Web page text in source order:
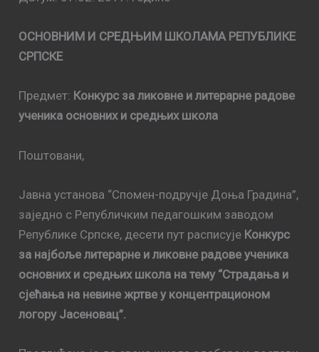
ОСНОВНИМ И СРЕДЊИМ ШКОЛАМА РЕПУБЛИКЕ
СРПСКЕ
Предмет: Конкурс за ликовне и литерарне радове
ученика основних и средњих школа
Поштовани,
Јавна установа “Спомен-подручје Доња Градина”,
заједно с Републичким педагошким заводом
Републике Српске, десети пут расписује Конкурс
за најбоље литерарне и ликовне радове ученика
основних и средњих школа на тему “Страдања и
сјећања на невине жртве у концентрационом
логору Јасеновац”.